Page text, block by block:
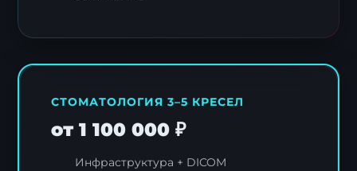
СТОМАТОЛОГИЯ 3–5 КРЕСЕЛ
от 1 100 000 ₽
Инфраструктура + DICOM